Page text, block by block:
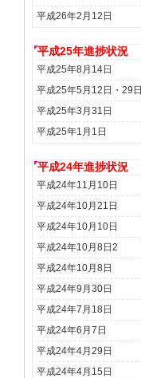
平成26年2月12日
平成25年進捗状況
平成25年8月14日
平成25年5月12日・29日
平成25年3月31日
平成25年1月1日
平成24年進捗状況
平成24年11月10日
平成24年10月21日
平成24年10月10日
平成24年10月8日2
平成24年10月8日
平成24年9月30日
平成24年7月18日
平成24年6月7日
平成24年4月29日
平成24年4月15日